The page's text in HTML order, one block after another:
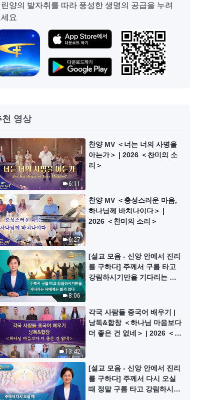
5:45
찬양 MV ＜어떤 사람이 구제할 수
찬양 MV ＜고난이 아무리 커도 하
나님 사랑하기를 추구해야 한다＞
4:36
찬양 MV ＜하나님의 말씀은 사람
생명의 필요를 공급한다＞
5:00
찬양 MV ＜어떻게 해야 온전케 되
는가＞
5:20
찬양 MV ＜말세에 하나님은 주로
말씀으로 모든 것을 이룬다＞
5:37
찬양 MV ＜예수를 본받으라＞
찬양 MV ＜욥의 믿음과 순종은 시
련 가운데서 승화되었다＞
양의 발자취를 따라 풍성한 생명의 공급을 누려
세요
천 영상
6:11
찬양 MV ＜너는 너의 사명을
아는가＞ | 2026 ＜찬미의 소
리＞
6:27
찬양 MV ＜충성스러운 마음,
하나님께 바치나이다＞ |
2026 ＜찬미의 소리＞
8:06
[설교 모음 - 신앙 안에서 진리
를 구하다] 주께서 구름 타고
강림하시기만을 기다리는 자
13:42
각국 사람들 중국어 배우기 |
낭독&합창 ＜하나님 마음보다
더 좋은 건 없네＞ | 2026 ＜찬
[설교 모음 - 신앙 안에서 진리
를 구하다] 주께서 다시 오실
때 정말 구름 타고 강림하시는